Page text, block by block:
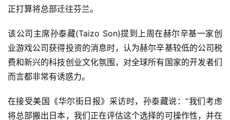
页
游
茶
创
正打算将总部迁往芬兰。
该公司主席孙泰藏(Taizo Son)提到上周在赫尔辛基一家创
业游戏公司获得投资的消息时，认为赫尔辛基较低的公司税
费和新兴的科技创业文化氛围，对全球所有国家的开发者们
而言都非常有诱惑力。
在接受美国《华尔街日报》采访时，孙泰藏说：“我们考虑
将总部搬出日本，我们正在评估这个选择的可操作性，并在